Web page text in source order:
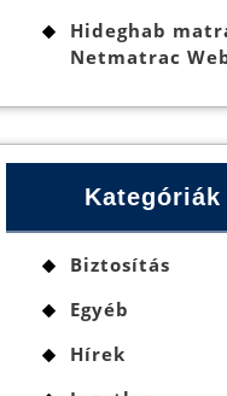
Hideghab
Netmatrac
Kategóriák
Biztosítás
Egyéb
Hírek